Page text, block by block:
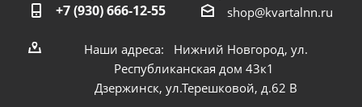
+7 (930) 666-12-55 shop@kvartalnn.ru
Наши адреса: Нижний Новгород, ул.
Республиканская дом 43к1
Дзержинск, ул.Терешковой, д.62 В